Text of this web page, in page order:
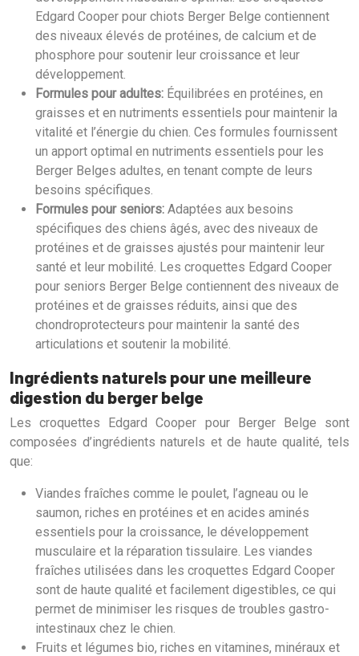
Edgard Cooper pour chiots Berger Belge contiennent
des niveaux élevés de protéines, de calcium et de
phosphore pour soutenir leur croissance et leur
développement.
Formules pour adultes: Équilibrées en protéines, en
graisses et en nutriments essentiels pour maintenir la
vitalité et l’énergie du chien. Ces formules fournissent
un apport optimal en nutriments essentiels pour les
Berger Belges adultes, en tenant compte de leurs
besoins spécifiques.
Formules pour seniors: Adaptées aux besoins
spécifiques des chiens âgés, avec des niveaux de
protéines et de graisses ajustés pour maintenir leur
santé et leur mobilité. Les croquettes Edgard Cooper
pour seniors Berger Belge contiennent des niveaux de
protéines et de graisses réduits, ainsi que des
chondroprotecteurs pour maintenir la santé des
articulations et soutenir la mobilité.
Ingrédients naturels pour une meilleure
digestion du berger belge
Les croquettes Edgard Cooper pour Berger Belge sont
composées d’ingrédients naturels et de haute qualité, tels
que:
Viandes fraîches comme le poulet, l’agneau ou le
saumon, riches en protéines et en acides aminés
essentiels pour la croissance, le développement
musculaire et la réparation tissulaire. Les viandes
fraîches utilisées dans les croquettes Edgard Cooper
sont de haute qualité et facilement digestibles, ce qui
permet de minimiser les risques de troubles gastro-
intestinaux chez le chien.
Fruits et légumes bio, riches en vitamines, minéraux et